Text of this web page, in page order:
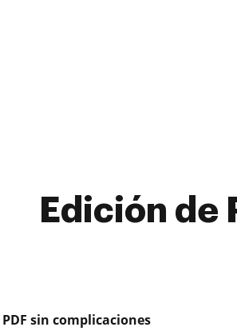
Edición de
sin complicaciones